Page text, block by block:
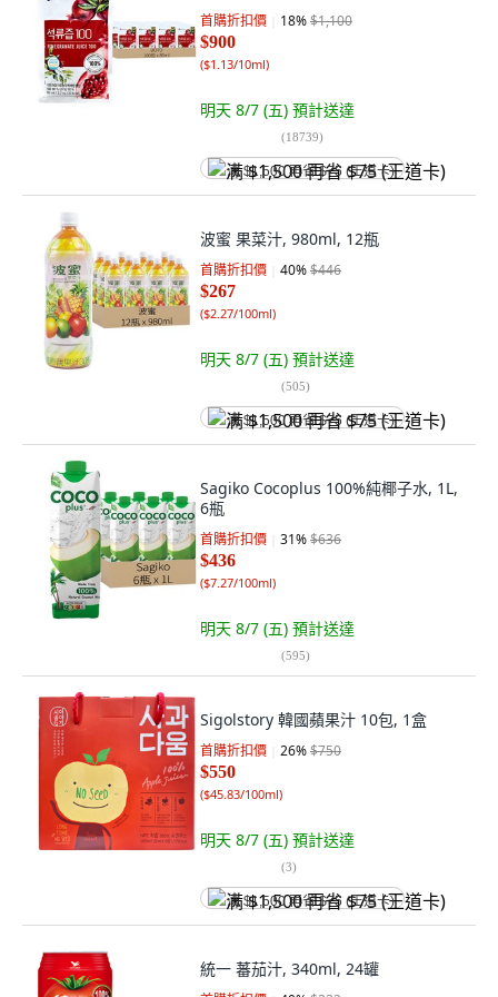
首購折扣價 18%$1,100
$900
($1.13/10ml)
明天 8/7 (五) 預計送達
(18739)
满 $1,500 再省 $75 (王道卡)
波蜜 果菜汁, 980ml, 12瓶
首購折扣價 40%$446
$267
($2.27/100ml)
明天 8/7 (五) 預計送達
(505)
满 $1,500 再省 $75 (王道卡)
Sagiko Cocoplus 100%純椰子水, 1L,
6瓶
首購折扣價 31%$636
$436
($7.27/100ml)
明天 8/7 (五) 預計送達
(595)
Sigolstory 韓國蘋果汁 10包, 1盒
首購折扣價 26%$750
$550
($45.83/100ml)
明天 8/7 (五) 預計送達
(3)
满 $1,500 再省 $75 (王道卡)
統一 蕃茄汁, 340ml, 24罐